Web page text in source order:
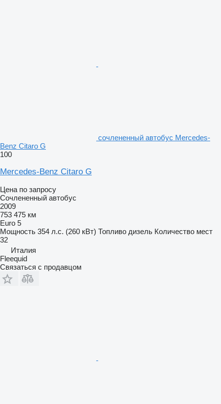
сочлененный автобус Mercedes-
Benz Citaro G
100
Mercedes-Benz Citaro G
Цена по запросу
Сочлененный автобус
2009
753 475 км
Euro 5
Мощность 354 л.с. (260 кВт) Топливо дизель Количество мест
32
Италия
Fleequid
Связаться с продавцом